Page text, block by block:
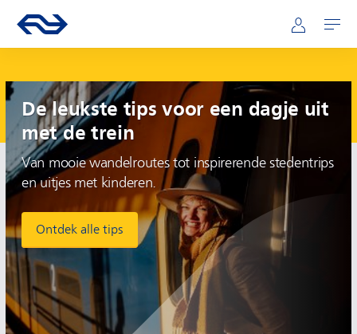
Hoofdnavigatie
Ga naar de homepage van ns.nl Mijn NS
Openen
Plan je reis
De leukste tips voor een dagje uit
met de trein
Van mooie wandelroutes tot inspirerende stedentrips
en uitjes met kinderen.
Ontdek alle tips